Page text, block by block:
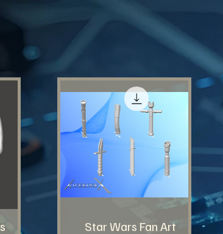
Star Wars Fan Art